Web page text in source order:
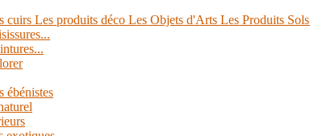
cuirs Les produits déco Les Objets d'Arts Les Produits Sols
ébénistes